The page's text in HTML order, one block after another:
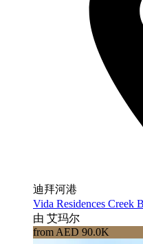
迪拜河港
Vida Residences Creek
由 艾玛尔
from AED 90.0K